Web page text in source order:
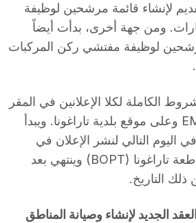
لإنشاء قائمة مرشحين لوظيفة
ومن جهة أخرى، بدأت أيضاً
لوظيفة مفتشي ركن المركبات
الكاملة لكلا الإعلانين في المقر
الإلكتروني لشركة EMT وعلى موقع بلدية تاراغونا. ويبدأ
اليوم التالي لنشر الإعلان في
الجريدة الرسمية لمقاطعة تاراغونا (BOPT) وينتهي بعد
الجديد لإنشاء وصيانة المناطق